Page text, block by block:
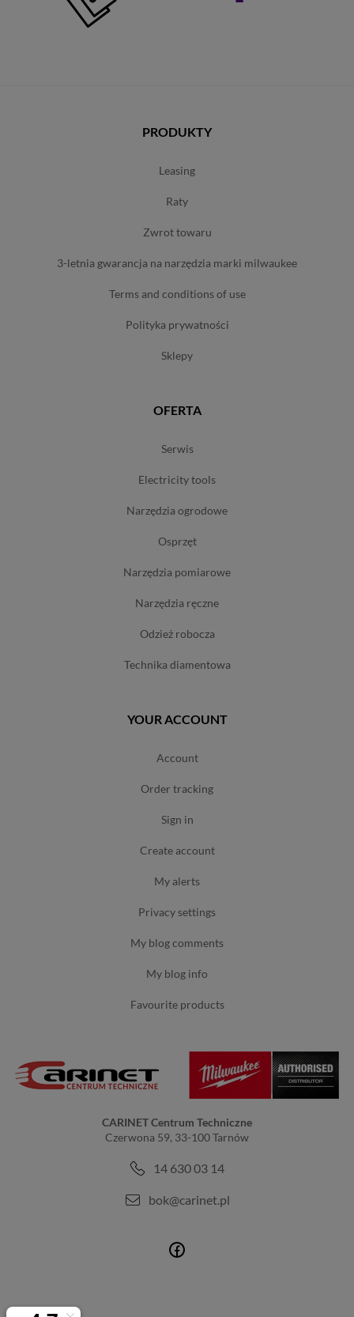
PRODUKTY
leasing
raty
zwrot towaru
3-letnia gwarancja na narzędzia marki milwaukee
terms and conditions of use
polityka prywatności
sklepy
OFERTA
serwis
electricity tools
narzędzia ogrodowe
osprzęt
narzędzia pomiarowe
narzędzia ręczne
odzież robocza
technika diamentowa
YOUR ACCOUNT
account
order tracking
sign in
create account
my alerts
privacy settings
my blog comments
my blog info
favourite products
CARINET Centrum Techniczne
Czerwona 59, 33-100 Tarnów
14 630 03 14
bok@carinet.pl